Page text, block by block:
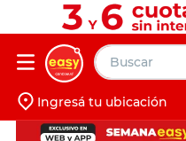
Buscar
Iniciá sesión
Ingresá tu ubicación
muebles